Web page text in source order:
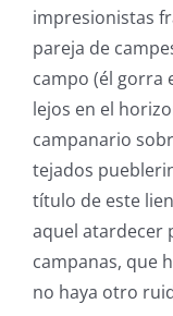
impresionistas
pareja de
campo (él gorra
lejos en el
campanario
tejados
título de este
aquel atardecer
campanas, que
no haya otro